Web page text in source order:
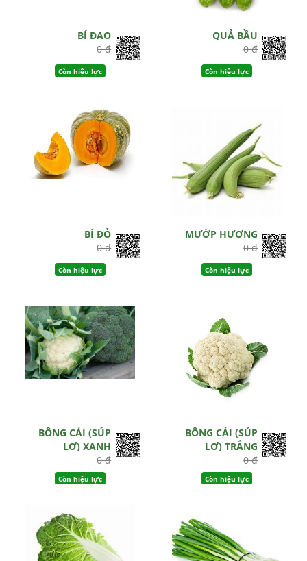
BÍ ĐAO
0 đ
Còn hiệu lực
QUẢ BẦU
0 đ
Còn hiệu lực
BÍ ĐỎ
0 đ
Còn hiệu lực
MƯỚP HƯƠNG
0 đ
Còn hiệu lực
BÔNG CẢI (SÚP
LƠ) XANH
0 đ
Còn hiệu lực
BÔNG CẢI (SÚP
LƠ) TRẮNG
0 đ
Còn hiệu lực